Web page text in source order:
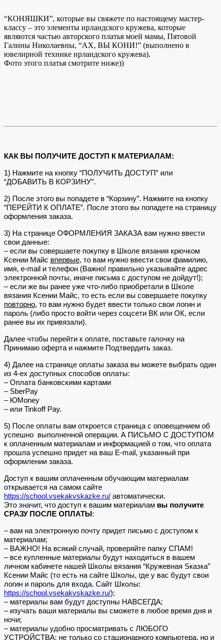
“КОНЯШКИ”, которые вы свяжете по настоящему мастер-
классу – это элементы ирландского кружева, которые
являются частью авторского платья моей мамы, Пятовой
Галины Николаевны, “АХ, ВЫ КОНИ!” (выполнено в
ювелирной технике ирландского кружева).
Фото этого платья смотрите ниже))
КАК ВЫ ПОЛУЧИТЕ ДОСТУП К МАТЕРИАЛАМ:
1) Нажмите на кнопку “ПОЛУЧИТЬ ДОСТУП” или
“ДОБАВИТЬ В КОРЗИНУ”.
2) После этого вы попадете в “Корзину”. Нажмите на кнопку
“ПЕРЕЙТИ К ОПЛАТЕ”. После этого вы попадете на страницу
оформления заказа.
3) На странице ОФОРМЛЕНИЯ ЗАКАЗА вам нужно ввести
свои данные:
– если вы совершаете покупку в Школе вязания крючком
Ксении Майс впервые, то вам нужно ввести свои фамилию,
имя, e-mail и телефон (Важно! правильно указывайте адрес
электронной почты, иначе письма с доступом не дойдут!);
– если же вы ранее уже что-либо приобретали в Школе
вязания Ксении Майс, то есть если вы совершаете покупку
повторно, то вам нужно будет ввести только свои логин и
пароль (либо просто войти через соцсети ВК или ОК, если
ранее вы их привязали).
Далее чтобы перейти к оплате, поставьте галочку на
Принимаю оферта и нажмите Подтвердить заказ.
4) Далее на странице оплаты заказа вы можете выбрать один
из 4-ех доступных способов оплаты:
– Оплата банковскими картами
– SberPay
– ЮMoney
– или Tinkoff Pay.
5) После оплаты вам откроется страница с оповещением об
успешно выполненной операции. А ПИСЬМО С ДОСТУПОМ
к оплаченным материалам и информацией о том, что оплата
прошла успешно придет на ваш E-mail, указанный при
оформлении заказа.
Доступ к вашим оплаченным обучающим материалам
открывается на самом сайте
https://school.vsekakvskazke.ru/ автоматически.
Это значит, что доступ к вашим материалам вы получите
СРАЗУ ПОСЛЕ ОПЛАТЫ :
– вам на электронную почту придет письмо с доступом к
материалам;
– ВАЖНО! На всякий случай, проверяйте папку СПАМ!
– все купленные материалы будут находиться в вашем
личном кабинете нашей Школы вязания “Кружевная Sказка”
Ксении Майс (то есть на сайте Школы, где у вас будут свои
логин и пароль для входа. Сайт Школы:
https://school.vsekakvskazke.ru/);
– материалы вам будут доступны НАВСЕГДА;
– изучать ваши материалы вы сможете в любое время дня и
ночи;
– материалы удобно просматривать с ЛЮБОГО
УСТРОЙСТВА: не только со стационарного компьютера, но и